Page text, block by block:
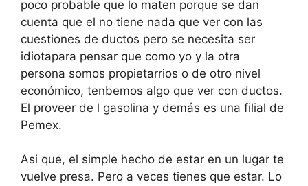
poco probable que lo maten porque se dan
cuenta que el no tiene nada que ver con las
cuestiones de ductos pero se necesita ser
idiotapara pensar que como yo y la otra
persona somos propietarrios o de otro nivel
económico, tenbemos algo que ver con ductos.
El proveer de l gasolina y demás es una filial de
Pemex.
Asi que, el simple hecho de estar en un lugar te
vuelve presa. Pero a veces tienes que estar. Lo